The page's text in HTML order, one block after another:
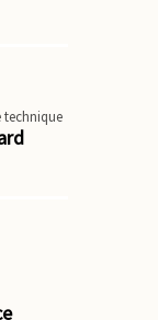
technique